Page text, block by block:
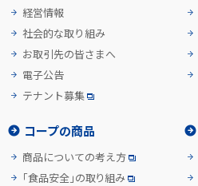
経営情報
社会的な取り組み
お取引先の皆さまへ
電子公告
テナント募集
コープの商品
商品についての考え方
「食品安全」の取り組み